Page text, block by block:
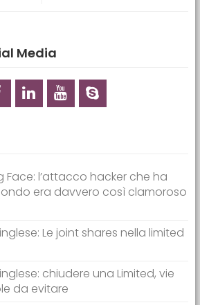
Media
Face: l’attacco hacker che ha
era davvero così clamoroso
Le joint shares nella limited
chiudere una Limited, vie
da evitare